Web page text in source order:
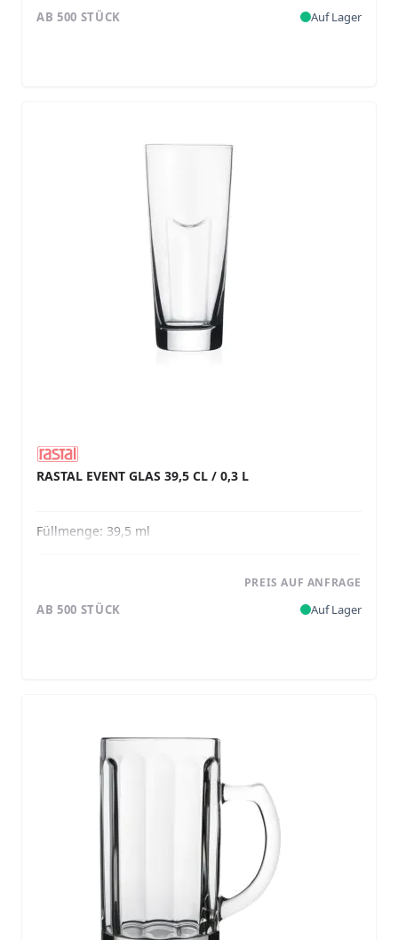
AB 500 STÜCK Auf Lager
RASTAL EVENT GLAS 39,5 CL / 0,3 L
Füllmenge: 39,5 ml
PREIS AUF ANFRAGE
AB 500 STÜCK Auf Lager